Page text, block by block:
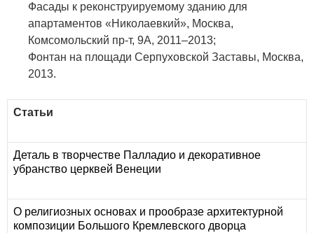
Фасады к реконструируемому зданию для
апартаментов «Николаевкий», Москва,
Комсомольский пр-т, 9А, 2011–2013;
Фонтан на площади Серпуховской Заставы, Москва,
2013.
Статьи
Деталь в творчестве Палладио и декоративное
убранство церквей Венеции
О религиозных основах и прообразе архитектурной
композиции Большого Кремлевского дворца